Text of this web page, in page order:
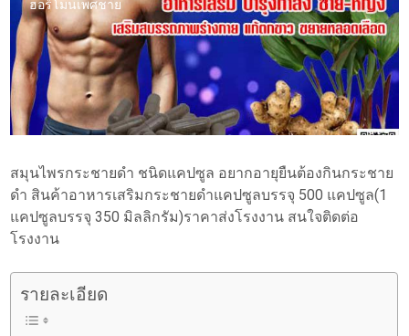
ฮอร์โมนเพศชาย
สมุนไพรกระชายดำ ชนิดแคปซูล อยากอายุยืนต้องกินกระชาย
ดำ สินค้าอาหารเสริมกระชายดำแคปซูลบรรจุ 500 แคปซูล(1
แคปซูลบรรจุ 350 มิลลิกรัม)ราคาส่งโรงงาน สนใจติดต่อ
โรงงาน
รายละเอียด